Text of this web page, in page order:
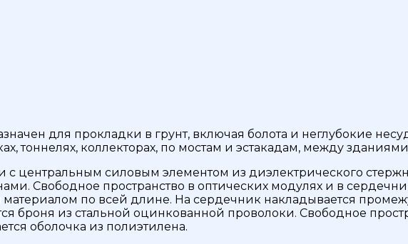
для прокладки в грунт, включая болота и неглубокие
тоннелях, коллекторах, по мостам и эстакадам, между
центральным силовым элементом из диэлектрического
Свободное пространство в оптических модулях и в
по всей длине. На сердечник накладывается
броня из стальной оцинкованной проволоки. Свободное
оболочка из полиэтилена.